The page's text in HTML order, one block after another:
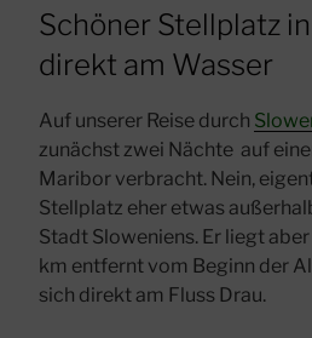
Schöner Stellplatz
direkt am Wasser
Auf unserer Reise durch
zunächst zwei Nächte auf
Maribor verbracht. Nein,
Stellplatz eher etwas
Stadt Sloweniens. Er liegt
km entfernt vom Beginn der
sich direkt am Fluss Drau.